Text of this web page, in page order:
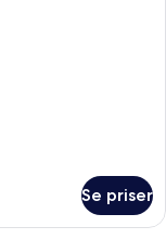
Se priser